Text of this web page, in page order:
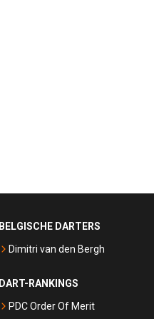
BELGISCHE DARTERS
Dimitri van den Bergh
DART-RANKINGS
PDC Order Of Merit